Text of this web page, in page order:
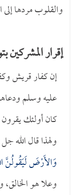
والقلوب مردها
إقرار المشركين
إن كفار قريش
عليه وسلم
كان أولئك يقرون
ولهذا قال الله
وَالأَرْضَ لَيَقُولُنَّ
وعلا هو